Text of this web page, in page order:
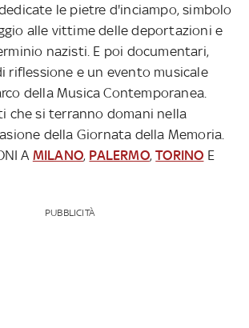
le pietre d'inciampo, simbolo
alle vittime delle deportazioni e
nazisti. E poi documentari,
riflessione e un evento musicale
della Musica Contemporanea.
che si terranno domani nella
della Giornata della Memoria.
A MILANO, PALERMO,TORINO E
PUBBLICITÀ